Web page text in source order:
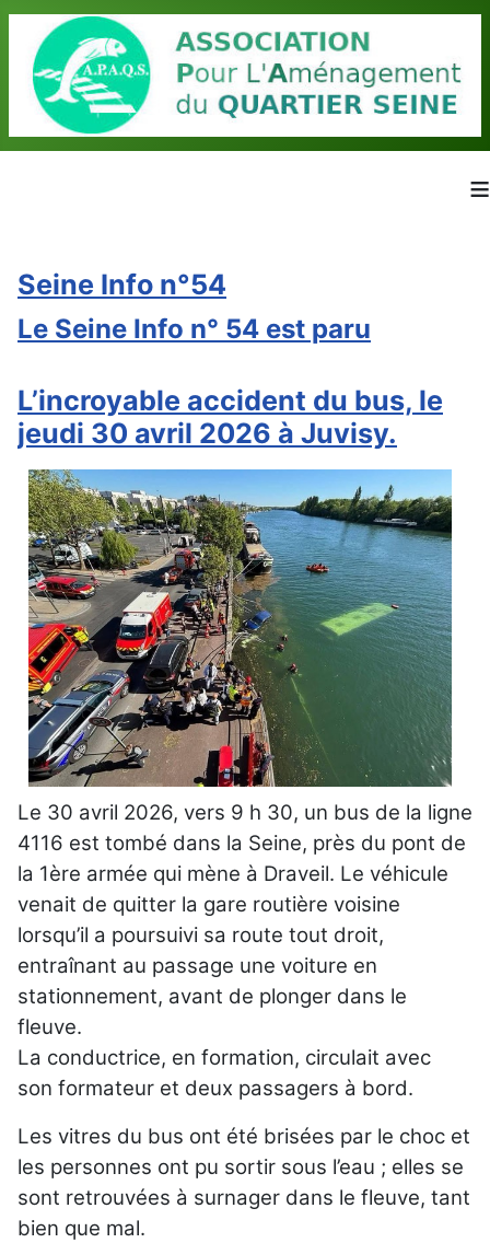
≡
Seine Info n°54
Le Seine Info n° 54 est paru
L’incroyable accident du bus, le
jeudi 30 avril 2026 à Juvisy.
Le 30 avril 2026, vers 9 h 30, un bus de la ligne
4116 est tombé dans la Seine, près du pont de
la 1ère armée qui mène à Draveil. Le véhicule
venait de quitter la gare routière voisine
lorsqu’il a poursuivi sa route tout droit,
entraînant au passage une voiture en
stationnement, avant de plonger dans le
fleuve.
La conductrice, en formation, circulait avec
son formateur et deux passagers à bord.
Les vitres du bus ont été brisées par le choc et
les personnes ont pu sortir sous l’eau ; elles se
sont retrouvées à surnager dans le fleuve, tant
bien que mal.